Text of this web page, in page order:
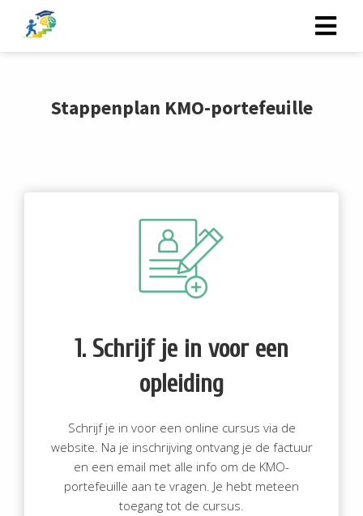
Stappenplan KMO-portefeuille
1. Schrijf je in voor een
opleiding
Schrijf je in voor een online cursus via de
website. Na je inschrijving ontvang je de factuur
en een email met alle info om de KMO-
portefeuille aan te vragen. Je hebt meteen
toegang tot de cursus.